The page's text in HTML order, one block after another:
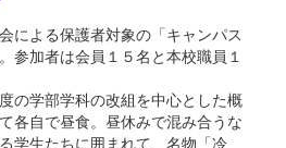
による保護者対象の「キャンパス
参加者は会員１５名と本校職員１
の学部学科の改組を中心とした概
各自で昼食。昼休みで混み合うな
学生たちに囲まれて、名物「冷